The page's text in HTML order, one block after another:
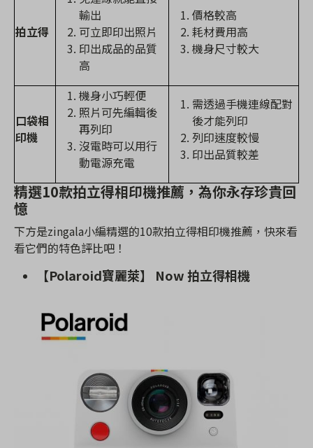
拍立得
輸出
可立即印出照片
印出成品的品質
高
價格較高
耗材費用高
機身尺寸較大
口袋相
印機
機身小巧輕便
照片可先編輯後
再列印
沒電時可以用行
動電源充電
需透過手機連線配對
後才能列印
列印速度較慢
印出品質較差
精選10款拍立得相印機推薦，為你永存珍貴回
憶
下方是zingala小編精選的10款拍立得相印機推薦，快來看
看它們的特色評比吧！
【Polaroid寶麗萊】 Now 拍立得相機